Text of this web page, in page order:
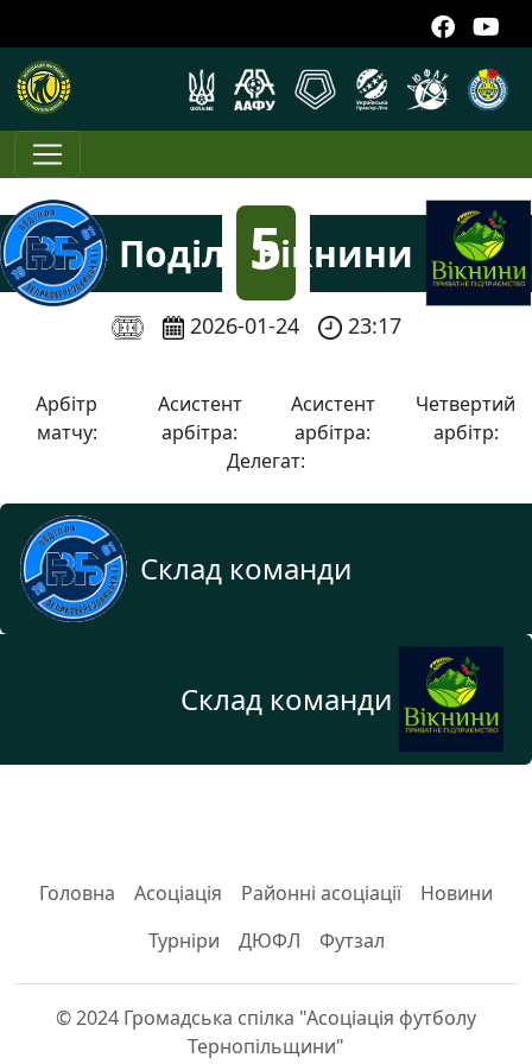
Поділля5
:
Вікнини
2026-01-24 23:17
Арбітр
матчу:
Асистент
арбітра:
Асистент
арбітра:
Четвертий
арбітр:
Делегат:
Склад команди
Склад команди
Головна Асоціація Районні асоціації
Новини
Турніри
ДЮФЛ Футзал
© 2024 Громадська спілка "Асоціація футболу
Тернопільщини"